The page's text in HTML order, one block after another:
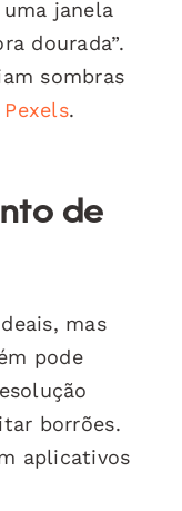
janela
dourada”.
sombras
Pexels.
de
mas
pode
borrões.
aplicativos